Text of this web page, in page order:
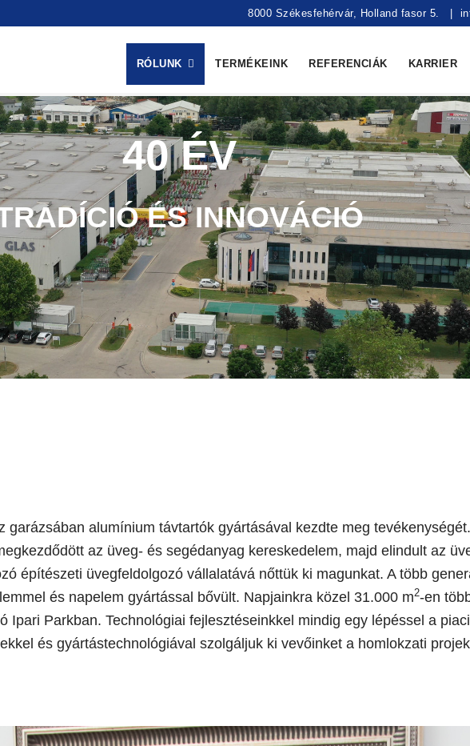
8000 Székesfehérvár, Holland fasor 5.
RÓLUNK TERMÉKEINK REFERENCIÁK KARRIER
40 ÉV
ÉS INNOVÁCIÓ
alumínium távtartók gyártásával kezdte meg
az üveg- és segédanyag kereskedelem, majd elindult az
építészeti üvegfeldolgozó vállalatává nőttük ki magunkat. A több
és napelem gyártással bővült. Napjainkra közel 31.000 m2-en
Parkban. Technológiai fejlesztéseinkkel mindig egy lépéssel a
és gyártástechnológiával szolgáljuk ki vevőinket a homlokzati